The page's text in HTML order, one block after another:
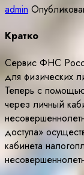
admin
Кратко
Сервис ФНС
для физических
Теперь с
через личный
доступа»
кабинета